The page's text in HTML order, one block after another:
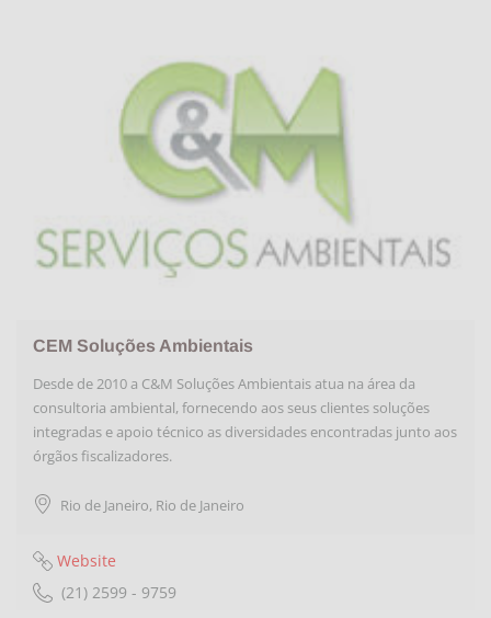
CEM Soluções Ambientais
Desde de 2010 a C&M Soluções Ambientais atua na área da
consultoria ambiental, fornecendo aos seus clientes soluções
integradas e apoio técnico as diversidades encontradas junto aos
órgãos fiscalizadores.
Rio de Janeiro, Rio de Janeiro
Website
(21) 2599 - 9759